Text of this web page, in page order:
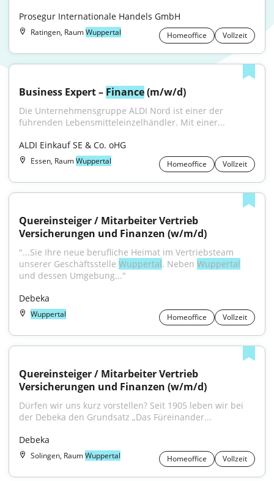
Prosegur Internationale Handels GmbH
Ratingen, RaumWuppertal Homeoffice Vollzeit
Business Expert – Finance (m/w/d)
Die Unternehmensgruppe ALDI Nord ist einer der
führenden Lebensmitteleinzelhändler. Mit einer...
ALDI Einkauf SE & Co. oHG
Essen, RaumWuppertal Homeoffice Vollzeit
Quereinsteiger / Mitarbeiter Vertrieb
Versicherungen und Finanzen (w/m/d)
"...Sie Ihre neue berufliche Heimat im Vertriebsteam
unserer Geschäftsstelle Wuppertal. Neben Wuppertal
und dessen Umgebung..."
Debeka
Wuppertal Homeoffice Vollzeit
Quereinsteiger / Mitarbeiter Vertrieb
Versicherungen und Finanzen (w/m/d)
Dürfen wir uns kurz vorstellen? Seit 1905 leben wir bei
der Debeka den Grundsatz „Das Füreinander...
Debeka
Solingen, RaumWuppertal Homeoffice Vollzeit